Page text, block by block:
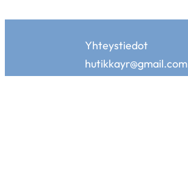
Yhteystiedot
hutikkayr@gmail.com